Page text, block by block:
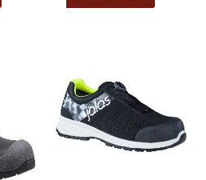
muunnelma.
Voit
tehdä
useampi
Voit